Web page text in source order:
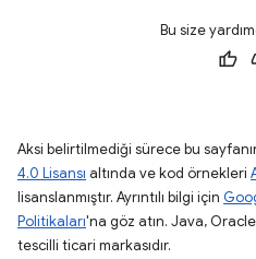
Bu size
Aksi belirtilmediği sürece bu
4.0 Lisansı altında ve kod örnekleri
lisanslanmıştır. Ayrıntılı bilgi için
Politikaları'na göz atın. Java,
tescilli ticari markasıdır.